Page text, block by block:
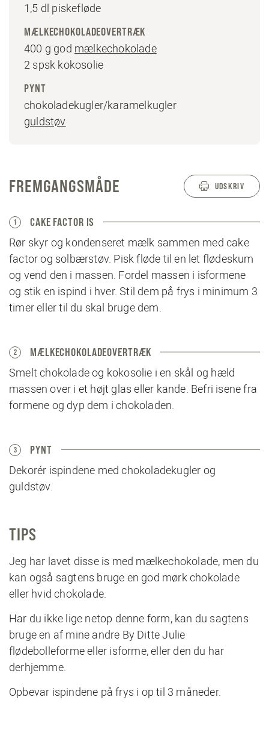
1,5 dl piskefløde
MÆLKECHOKOLADEOVERTRÆK
400 g god mælkechokolade
2 spsk kokosolie
PYNT
chokoladekugler/karamelkugler
guldstøv
FREMGANGSMÅDE UDSKRIV
1 CAKE FACTOR IS
Rør skyr og kondenseret mælk sammen med cake
factor og solbærstøv. Pisk fløde til en let flødeskum
og vend den i massen. Fordel massen i isformene
og stik en ispind i hver. Stil dem på frys i minimum 3
timer eller til du skal bruge dem.
2 MÆLKECHOKOLADEOVERTRÆK
Smelt chokolade og kokosolie i en skål og hæld
massen over i et højt glas eller kande. Befri isene fra
formene og dyp dem i chokoladen.
3 PYNT
Dekorér ispindene med chokoladekugler og
guldstøv.
TIPS
Jeg har lavet disse is med mælkechokolade, men du
kan også sagtens bruge en god mørk chokolade
eller hvid chokolade.
Har du ikke lige netop denne form, kan du sagtens
bruge en af mine andre By Ditte Julie
flødebolleforme eller isforme, eller den du har
derhjemme.
Opbevar ispindene på frys i op til 3 måneder.